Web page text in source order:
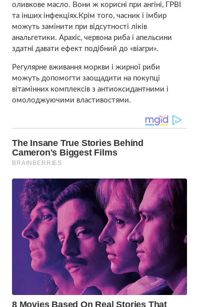
оливкове масло. Вони ж корисні при ангіні, ГРВІ
та інших інфекціях.Крім того, часник і імбир
можуть замінити при відсутності ліків
анальгетики. Арахіс, червона риба і апельсини
здатні давати ефект подібний до «віагри».
Регулярне вживання моркви і жирної риби
можуть допомогти заощадити на покупці
вітамінних комплексів з антиоксидантними і
омолоджуючими властивостями.